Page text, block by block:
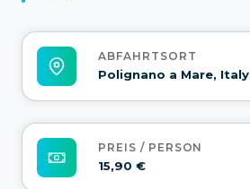
ABFAHRTSORT
Polignano a Mare, Italy
PREIS / PERSON
15,90 €